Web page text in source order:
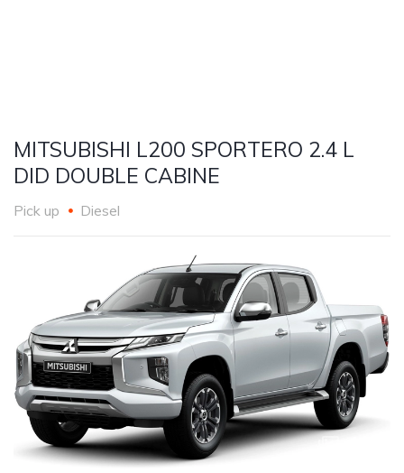
MITSUBISHI L200 SPORTERO 2.4 L
DID DOUBLE CABINE
Pick up Diesel